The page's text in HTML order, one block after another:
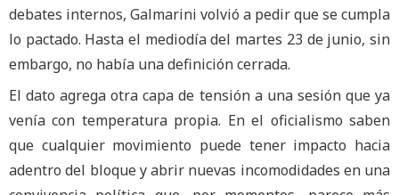
debates internos, Galmarini volvió a pedir que se cumpla
lo pactado. Hasta el mediodía del martes 23 de junio, sin
embargo, no había una definición cerrada.
El dato agrega otra capa de tensión a una sesión que ya
venía con temperatura propia. En el oficialismo saben
que cualquier movimiento puede tener impacto hacia
adentro del bloque y abrir nuevas incomodidades en una